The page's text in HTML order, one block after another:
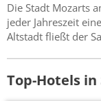
Die Stadt Mozarts
jeder Jahreszeit
Altstadt fließt der
Top-Hotels in